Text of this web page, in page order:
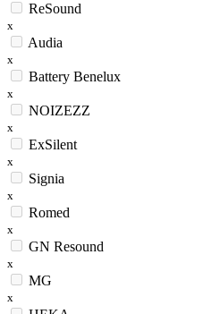
ReSound
x
Audia
x
Battery Benelux
x
NOIZEZZ
x
ExSilent
x
Signia
x
Romed
x
GN Resound
x
MG
x